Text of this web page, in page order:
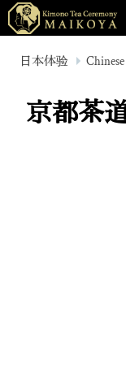
日本体验 Chinese
京都茶